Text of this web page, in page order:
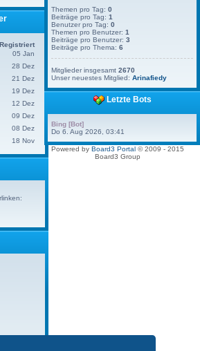
Registriert
05 Jan
28 Dez
21 Dez
19 Dez
12 Dez
09 Dez
08 Dez
18 Nov
Themen pro Tag:0
Beiträge pro Tag:1
Benutzer pro Tag:0
Themen pro Benutzer:1
Beiträge pro Benutzer:3
Beiträge pro Thema:6
Mitglieder insgesamt2670
Unser neuestes Mitglied:Arinafiedy
Letzte Bots
Bing [Bot]
Do 6. Aug 2026, 03:41
Powered by Board3 Portal© 2009 - 2015
Board3 Group